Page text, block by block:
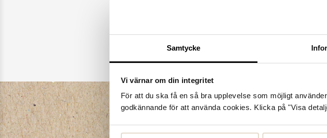
Samtycke
Vi värnar om din integritet
För att du ska få en så bra upplevelse som möjligt
godkännande för att använda cookies. Klicka på "Visa